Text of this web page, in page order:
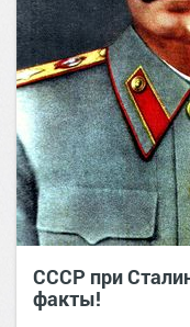
СССР при
факты!